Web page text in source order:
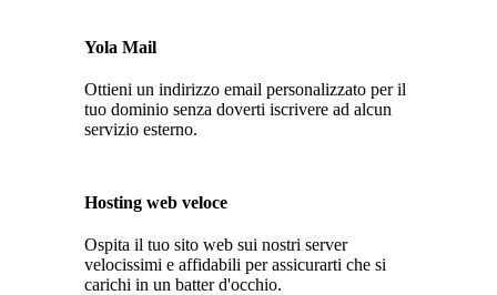
Yola Mail
Ottieni un indirizzo email personalizzato per il
tuo dominio senza doverti iscrivere ad alcun
servizio esterno.
Hosting web veloce
Ospita il tuo sito web sui nostri server
velocissimi e affidabili per assicurarti che si
carichi in un batter d'occhio.